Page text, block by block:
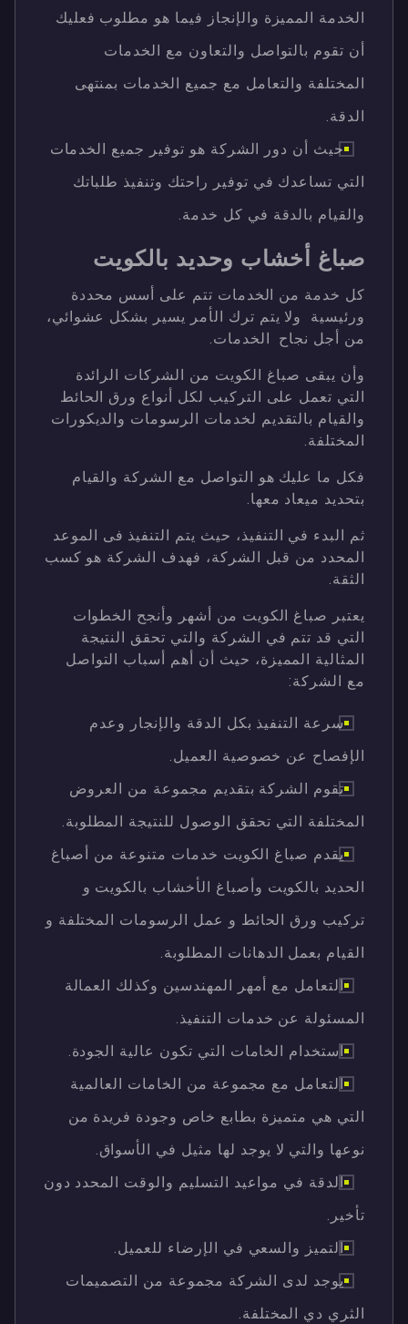
الخدمة المميزة والإنجاز فيما هو مطلوب فعليك
أن تقوم بالتواصل والتعاون مع الخدمات
المختلفة والتعامل مع جميع الخدمات بمنتهى
الدقة.
حيث أن دور الشركة هو توفير جميع الخدمات
التي تساعدك في توفير راحتك وتنفيذ طلباتك
والقيام بالدقة في كل خدمة.
صباغ أخشاب وحديد بالكويت
كل خدمة من الخدمات تتم على أسس محددة
ورئيسية ولا يتم ترك الأمر يسير بشكل عشوائي،
من أجل نجاح الخدمات.
وأن يبقى صباغ الكويت من الشركات الرائدة
التي تعمل على التركيب لكل أنواع ورق الحائط
والقيام بالتقديم لخدمات الرسومات والديكورات
المختلفة.
فكل ما عليك هو التواصل مع الشركة والقيام
بتحديد ميعاد معها.
ثم البدء في التنفيذ، حيث يتم التنفيذ فى الموعد
المحدد من قبل الشركة، فهدف الشركة هو كسب
الثقة.
يعتبر صباغ الكويت من أشهر وأنجح الخطوات
التي قد تتم في الشركة والتي تحقق النتيجة
المثالية المميزة، حيث أن أهم أسباب التواصل
مع الشركة:
سرعة التنفيذ بكل الدقة والإنجار وعدم
الإفصاح عن خصوصية العميل.
تقوم الشركة بتقديم مجموعة من العروض
المختلفة التي تحقق الوصول للنتيجة المطلوبة.
يقدم صباغ الكويت خدمات متنوعة من أصباغ
الحديد بالكويت وأصباغ الأخشاب بالكويت و
تركيب ورق الحائط و عمل الرسومات المختلفة و
القيام بعمل الدهانات المطلوبة.
التعامل مع أمهر المهندسين وكذلك العمالة
المسئولة عن خدمات التنفيذ.
استخدام الخامات التي تكون عالية الجودة.
التعامل مع مجموعة من الخامات العالمية
التي هي متميزة بطابع خاص وجودة فريدة من
نوعها والتي لا يوجد لها مثيل في الأسواق.
الدقة في مواعيد التسليم والوقت المحدد دون
تأخير.
التميز والسعي في الإرضاء للعميل.
يوجد لدى الشركة مجموعة من التصميمات
الثري دي المختلفة.